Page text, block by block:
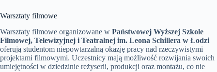
Warsztaty filmowe
Warsztaty filmowe organizowane w Państwowej Wyższej Szkole
Filmowej, Telewizyjnej i Teatralnej im. Leona Schillera w Łodzi
oferują studentom niepowtarzalną okazję pracy nad rzeczywistymi
projektami filmowymi. Uczestnicy mają możliwość rozwijania swoich
umiejętności w dziedzinie reżyserii, produkcji oraz montażu, co nie